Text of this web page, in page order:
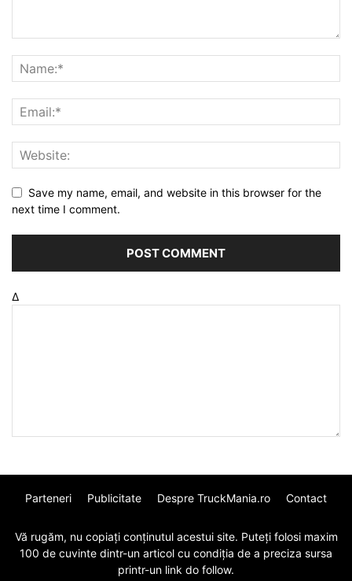
Save my name, email, and website in this browser for the
next time I comment.
Δ
Parteneri Publicitate Despre TruckMania.ro Contact
Vă rugăm, nu copiați conținutul acestui site. Puteți folosi maxim
100 de cuvinte dintr-un articol cu condiția de a preciza sursa
printr-un link do follow.